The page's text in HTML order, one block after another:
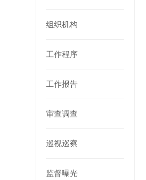
组织机构
工作程序
工作报告
审查调查
巡视巡察
监督曝光